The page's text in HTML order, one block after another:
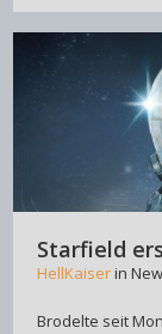
Starfield
HellKaiserin
Brodelte seit